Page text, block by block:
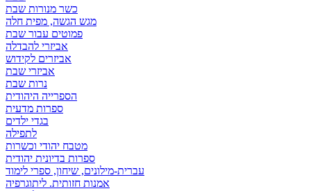
כשר מנורות שבת
מגש הגשה, מפית חלה
פמוטים עבור שבת
אביזרי להבדלה
אביזרים לקידוש
אביזרי שבת
נרות שבת
הספרייה היהודית
ספרות מדעית
בגדי ילדים
לתפילה
מטבח יהודי וכשרות
ספרות בדיונית יהודית
עברית-מילונים, שיחון, ספרי לימוד
אמנות חזותית. ליתוגרפיה